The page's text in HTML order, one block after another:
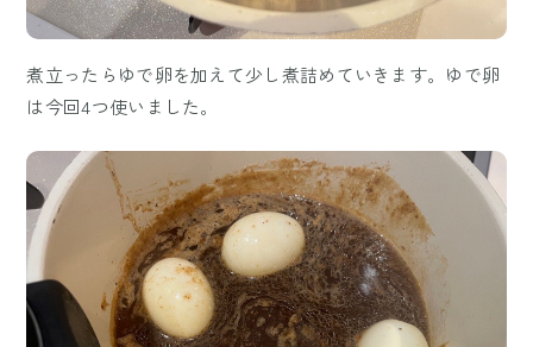
煮立ったらゆで卵を加えて少し煮詰めていきます。ゆで卵
は今回4つ使いました。